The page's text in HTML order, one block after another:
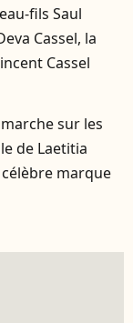
fils Saul
Cassel, la
Cassel
sur les
de Laetitia
marque